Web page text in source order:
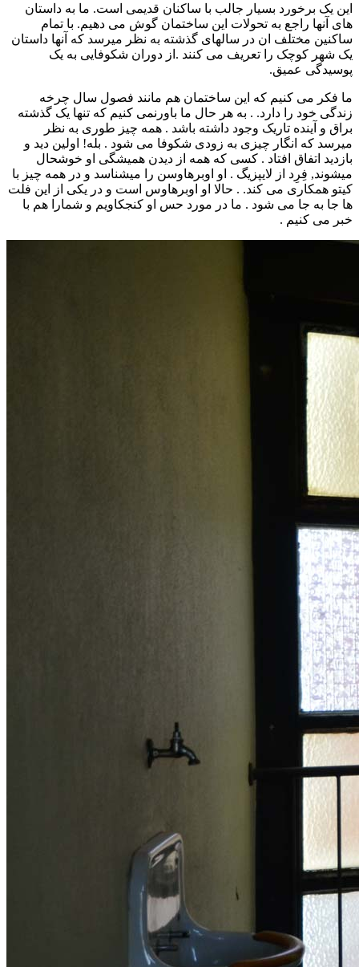
این یک برخورد بسیار جالب با ساکنان قدیمی است. ما به داستان
های آنها راجع به تحولات این ساختمان گوش می دهیم. با تمام
ساکنین مختلف ان در سالهای گذشته به نظر میرسد که آنها داستان
یک شهر کوچک را تعریف می کنند .از دوران شکوفایی به یک
پوسیدگی عمیق.
ما فکر می کنیم که این ساختمان هم مانند فصول سال چرخه
زندگی خود را دارد. . به هر حال ما باورنمی کنیم که تنها یک گذشته
براق و آینده تاریک وجود داشته باشد . همه چیز طوری به نظر
میرسد که انگار چیزی به زودی شکوفا می شود . بله! اولین دید و
بازدید اتفاق افتاد . کسی که همه از دیدن همیشگی او خوشحال
میشوند, فِرِد از لایپزیگ . او اوبرهاوسن را میشناسد و در همه چیز با
کیتو همکاری می کند. . حالا او اوبرهاوس است و در یکی از این فلت
ها جا به جا می شود . ما در مورد حس او کنجکاویم و شمارا هم با
خبر می کنیم .